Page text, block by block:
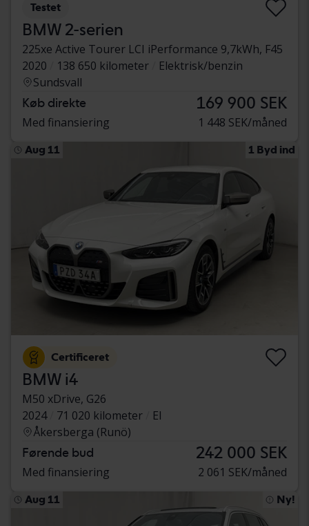
Testet
BMW 2-serien
225xe Active Tourer LCI iPerformance 9,7kWh, F45
2020
138 650 kilometer
Elektrisk/benzin
Sundsvall
Køb direkte 169 900 SEK
Med finansiering 1 448 SEK/måned
Aug 11 1 Byd ind
Certificeret
BMW i4
M50 xDrive, G26
2024
71 020 kilometer
El
Åkersberga (Runö)
Førende bud 242 000 SEK
Med finansiering 2 061 SEK/måned
Aug 11 Ny!